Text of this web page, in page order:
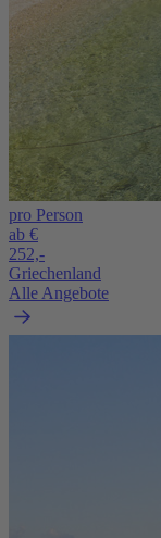
pro Person
ab €
252,-
Griechenland
Alle Angebote